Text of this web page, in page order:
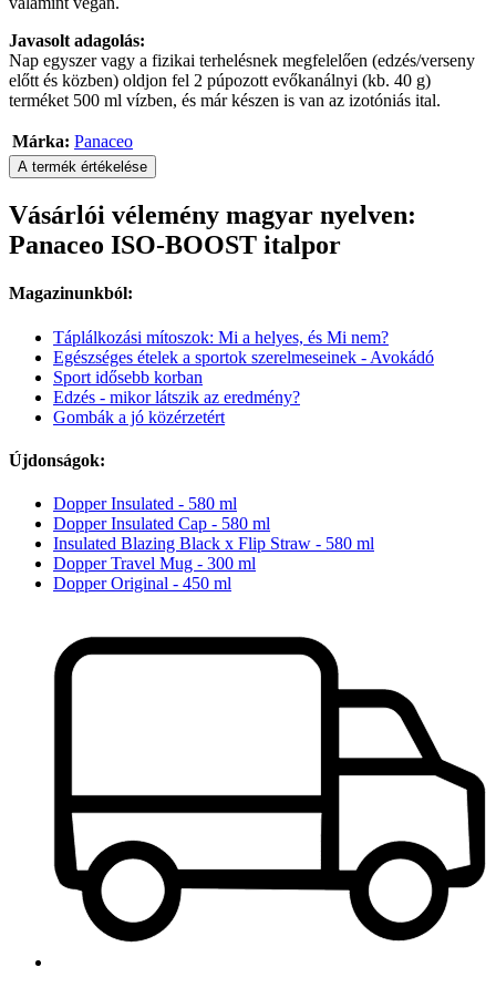
Javasolt adagolás:
Nap egyszer vagy a fizikai terhelésnek megfelelően (edzés/verseny
előtt és közben) oldjon fel 2 púpozott evőkanálnyi (kb. 40 g)
terméket 500 ml vízben, és már készen is van az izotóniás ital.
Márka: Panaceo
A termék értékelése
Vásárlói vélemény magyar nyelven:
Panaceo ISO-BOOST italpor
Magazinunkból:
Táplálkozási mítoszok: Mi a helyes, és Mi nem?
Egészséges ételek a sportok szerelmeseinek - Avokádó
Sport idősebb korban
Edzés - mikor látszik az eredmény?
Gombák a jó közérzetért
Újdonságok:
Dopper Insulated - 580 ml
Dopper Insulated Cap - 580 ml
Insulated Blazing Black x Flip Straw - 580 ml
Dopper Travel Mug - 300 ml
Dopper Original - 450 ml